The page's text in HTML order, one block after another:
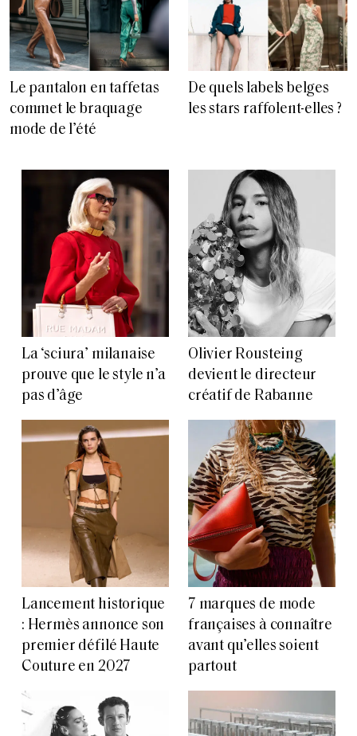
Le pantalon en taffetas
commet le braquage
mode de l’été
De quels labels belges
les stars raffolent-elles ?
La ‘sciura’ milanaise
prouve que le style n’a
pas d’âge
Olivier Rousteing
devient le directeur
créatif de Rabanne
Lancement historique
: Hermès annonce son
premier défilé Haute
Couture en 2027
7 marques de mode
françaises à connaître
avant qu’elles soient
partout